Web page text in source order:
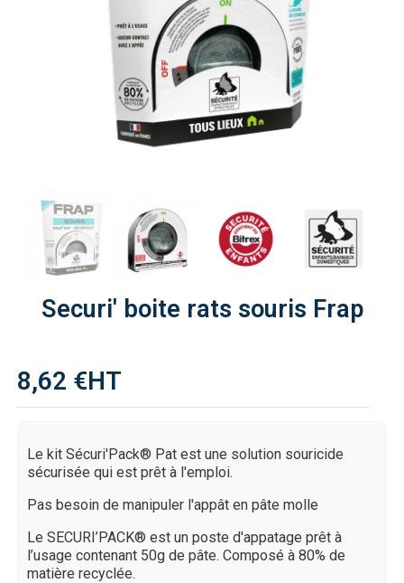
Securi' boite rats souris Frap
8,62 €HT
Le kit Sécuri'Pack® Pat est une solution souricide
sécurisée qui est prêt à l'emploi.
Pas besoin de manipuler l'appât en pâte molle
Le SECURI’PACK® est un poste d'appatage prêt à
l’usage contenant 50g de pâte. Composé à 80% de
matière recyclée.